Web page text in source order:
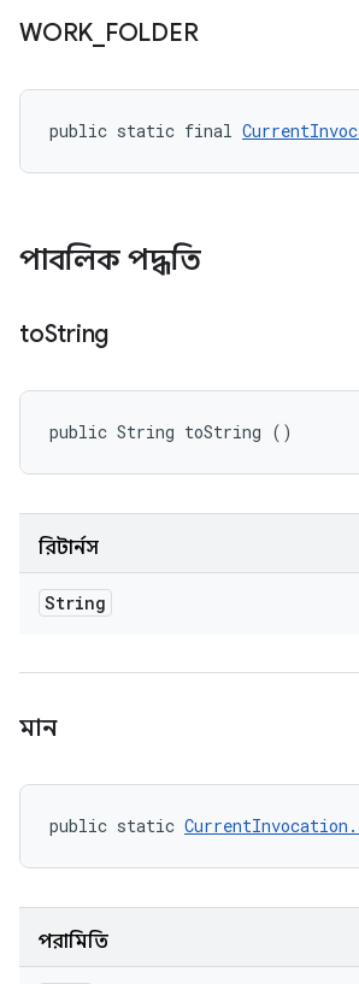
WORK FOLDER
public static final
পাবলিক পদ্ধতি
toString
public String toString ()
রিটার্নস
String
মান
public static
পরামিতি